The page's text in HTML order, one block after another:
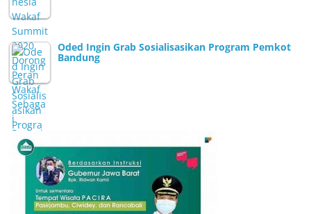
Oded Ingin Grab Sosialisasikan Program Pemkot
Bandung